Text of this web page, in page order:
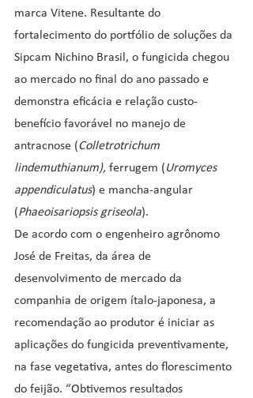
marca Vitene. Resultante do
fortalecimento do portfólio de soluções da
Sipcam Nichino Brasil, o fungicida chegou
ao mercado no final do ano passado e
demonstra eficácia e relação custo-
benefício favorável no manejo de
antracnose (Colletrotrichum
lindemuthianum), ferrugem (Uromyces
appendiculatus) e mancha-angular
(Phaeoisariopsis griseola).
De acordo com o engenheiro agrônomo
José de Freitas, da área de
desenvolvimento de mercado da
companhia de origem ítalo-japonesa, a
recomendação ao produtor é iniciar as
aplicações do fungicida preventivamente,
na fase vegetativa, antes do florescimento
do feijão. “Obtivemos resultados